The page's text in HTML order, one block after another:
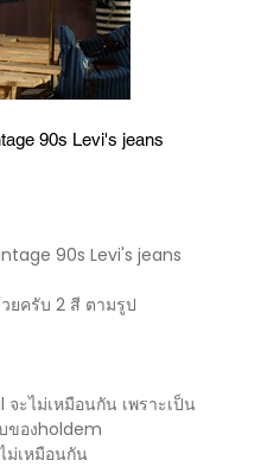
90s Levi's jeans
90s Levi's jeans
ยครับ 2 สี ตามรูป
ะไม่เหมือนกัน เพราะเป็น
ของholdem
ม่เหมือนกัน